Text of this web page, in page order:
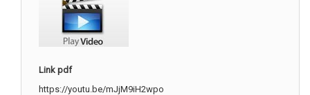
Link pdf
https://youtu.be/mJjM9iH2wpo